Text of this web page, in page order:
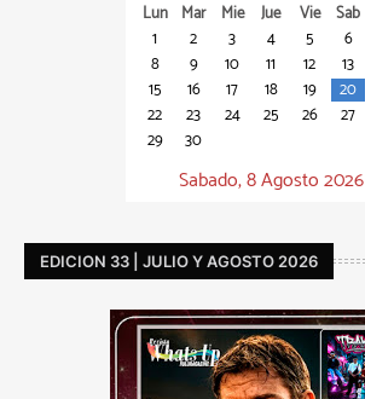
Lun Mar Mie Jue Vie Sab
1
2 3 4 5 6
8
9 10 11 12 13
15
16 17 18 19 20
22
23 24 25 26 27
29
30
Sabado, 8 Agosto 2026
EDICION 33 | JULIO Y AGOSTO 2026